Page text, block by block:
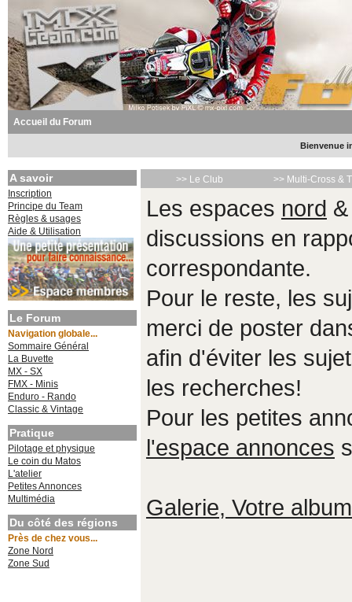
Accueil du Forum
Bienvenue
A savoir
Inscription
Principe du Team
Règles & usages
Aide & Utilisation
Le Forum
Navigation globale...
Sommaire Général
La Buvette
MX - SX
FMX - Minis
Enduro - Rando
Classic & Vintage
Pratique
Pilotage et physique
Le coin du Matos
L'atelier
Petites Annonces
Multimédia
Du côté des régions
Près de chez vous...
Zone Nord
Zone Sud
>> Le Club >> Multi-Cross &
Les espaces nord
discussions en
correspondante.
Pour le reste, les
merci de poster
afin d'éviter les
les recherches!
Pour les petites
l'espace annonces
Galerie, Votre